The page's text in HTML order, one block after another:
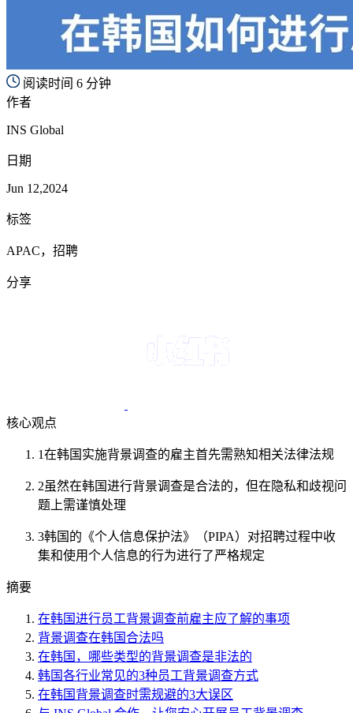
阅读时间 6 分钟
作者
INS Global
日期
Jun 12,2024
标签
APAC，招聘
分享
核心观点
1在韩国实施背景调查的雇主首先需熟知相关法律法规
2虽然在韩国进行背景调查是合法的，但在隐私和歧视问
题上需谨慎处理
3韩国的《个人信息保护法》（PIPA）对招聘过程中收
集和使用个人信息的行为进行了严格规定
摘要
在韩国进行员工背景调查前雇主应了解的事项
背景调查在韩国合法吗
在韩国，哪些类型的背景调查是非法的
韩国各行业常见的3种员工背景调查方式
在韩国背景调查时需规避的3大误区